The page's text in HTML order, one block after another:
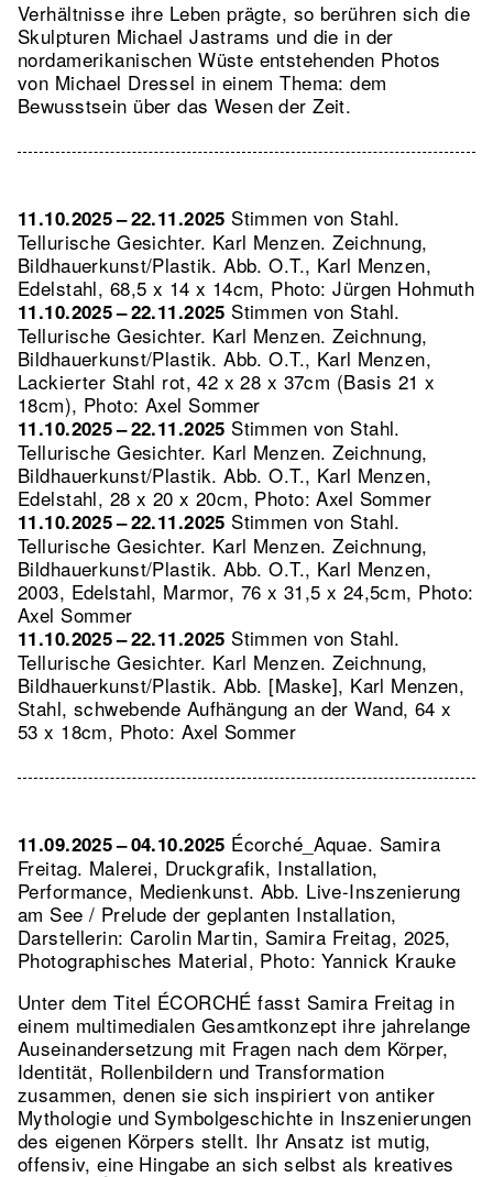
Verhältnisse ihre Leben prägte, so berühren sich die
Skulpturen Michael Jastrams und die in der
nordamerikanischen Wüste entstehenden Photos
von Michael Dressel in einem Thema: dem
Bewusstsein über das Wesen der Zeit.
11.10.2025 – 22.11.2025 Stimmen von Stahl.
Tellurische Gesichter. Karl Menzen. Zeichnung,
Bildhauerkunst/Plastik.Abb. O.T., Karl Menzen,
Edelstahl, 68,5 x 14 x 14cm, Photo: Jürgen Hohmuth
11.10.2025 – 22.11.2025 Stimmen von Stahl.
Tellurische Gesichter. Karl Menzen. Zeichnung,
Bildhauerkunst/Plastik.Abb. O.T., Karl Menzen,
Lackierter Stahl rot, 42 x 28 x 37cm (Basis 21 x
18cm), Photo: Axel Sommer
11.10.2025 – 22.11.2025 Stimmen von Stahl.
Tellurische Gesichter. Karl Menzen. Zeichnung,
Bildhauerkunst/Plastik.Abb. O.T., Karl Menzen,
Edelstahl, 28 x 20 x 20cm, Photo: Axel Sommer
11.10.2025 – 22.11.2025 Stimmen von Stahl.
Tellurische Gesichter. Karl Menzen. Zeichnung,
Bildhauerkunst/Plastik.Abb. O.T., Karl Menzen,
2003, Edelstahl, Marmor, 76 x 31,5 x 24,5cm, Photo:
Axel Sommer
11.10.2025 – 22.11.2025 Stimmen von Stahl.
Tellurische Gesichter. Karl Menzen. Zeichnung,
Bildhauerkunst/Plastik.Abb. [Maske], Karl Menzen,
Stahl, schwebende Aufhängung an der Wand, 64 x
53 x 18cm, Photo: Axel Sommer
11.09.2025 – 04.10.2025 Écorché_Aquae. Samira
Freitag. Malerei, Druckgrafik, Installation,
Performance, Medienkunst.Abb. Live-Inszenierung
am See / Prelude der geplanten Installation,
Darstellerin: Carolin Martin, Samira Freitag, 2025,
Photographisches Material, Photo: Yannick Krauke
Unter dem Titel ÉCORCHÉ fasst Samira Freitag in
einem multimedialen Gesamtkonzept ihre jahrelange
Auseinandersetzung mit Fragen nach dem Körper,
Identität, Rollenbildern und Transformation
zusammen, denen sie sich inspiriert von antiker
Mythologie und Symbolgeschichte in Inszenierungen
des eigenen Körpers stellt. Ihr Ansatz ist mutig,
offensiv, eine Hingabe an sich selbst als kreatives